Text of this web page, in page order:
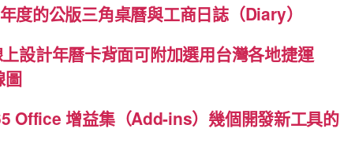
度的公版三角桌曆與工商日誌（Diary）
上設計年曆卡背面可附加選用台灣各地捷運
圖
Office 增益集（Add-ins）幾個開發新工具的